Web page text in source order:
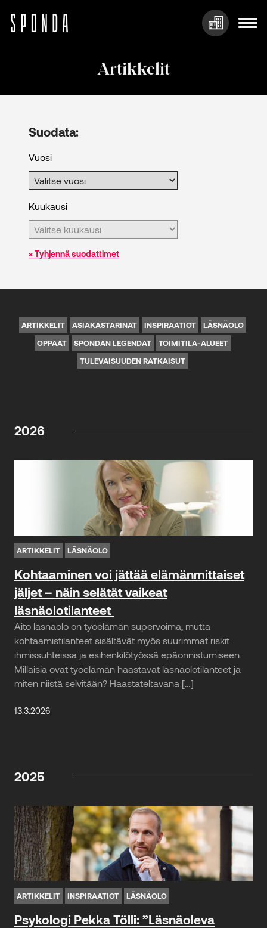
Artikkelit
Suodata:
Vuosi
Kuukausi
× Tyhjennä suodattimet
ARTIKKELIT ASIAKASTARINAT INSPIRAATIOT
LÄSNÄOLO
OPPAAT
SPONDAN LEGENDAT
TOIMITILA-ALUEET
TULEVAISUUDEN RATKAISUT
2026
ARTIKKELIT LÄSNÄOLO
Kohtaaminen voi jättää elämänmittaiset
jäljet – näin selätät vaikeat
läsnäolotilanteet
Aito läsnäolo on työelämän supervoima, mutta
kohtaamistilanteet sisältävät myös suurimmat riskit
ihmissuhteissa ja esihenkilötyössä epäonnistumiseen.
Millaisia ovat työelämän haastavat läsnäolotilanteet ja
miten niistä selvitään? Haastateltavana […]
13.3.2026
2025
ARTIKKELIT INSPIRAATIOT LÄSNÄOLO
Psykologi Pekka Tölli: ”Läsnäoleva